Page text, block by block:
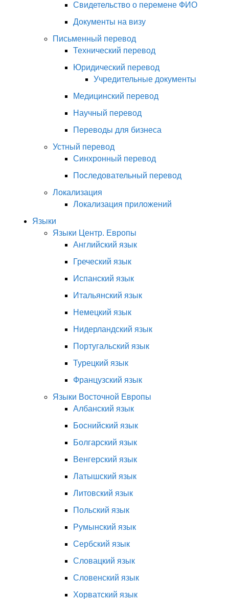
Свидетельство о перемене ФИО
Документы на визу
Письменный перевод
Технический перевод
Юридический перевод
Учредительные документы
Медицинский перевод
Научный перевод
Переводы для бизнеса
Устный перевод
Синхронный перевод
Последовательный перевод
Локализация
Локализация приложений
Языки
Языки Центр. Европы
Английский язык
Греческий язык
Испанский язык
Итальянский язык
Немецкий язык
Нидерландский язык
Португальский язык
Турецкий язык
Французский язык
Языки Восточной Европы
Албанский язык
Боснийский язык
Болгарский язык
Венгерский язык
Латышский язык
Литовский язык
Польский язык
Румынский язык
Сербский язык
Словацкий язык
Словенский язык
Хорватский язык